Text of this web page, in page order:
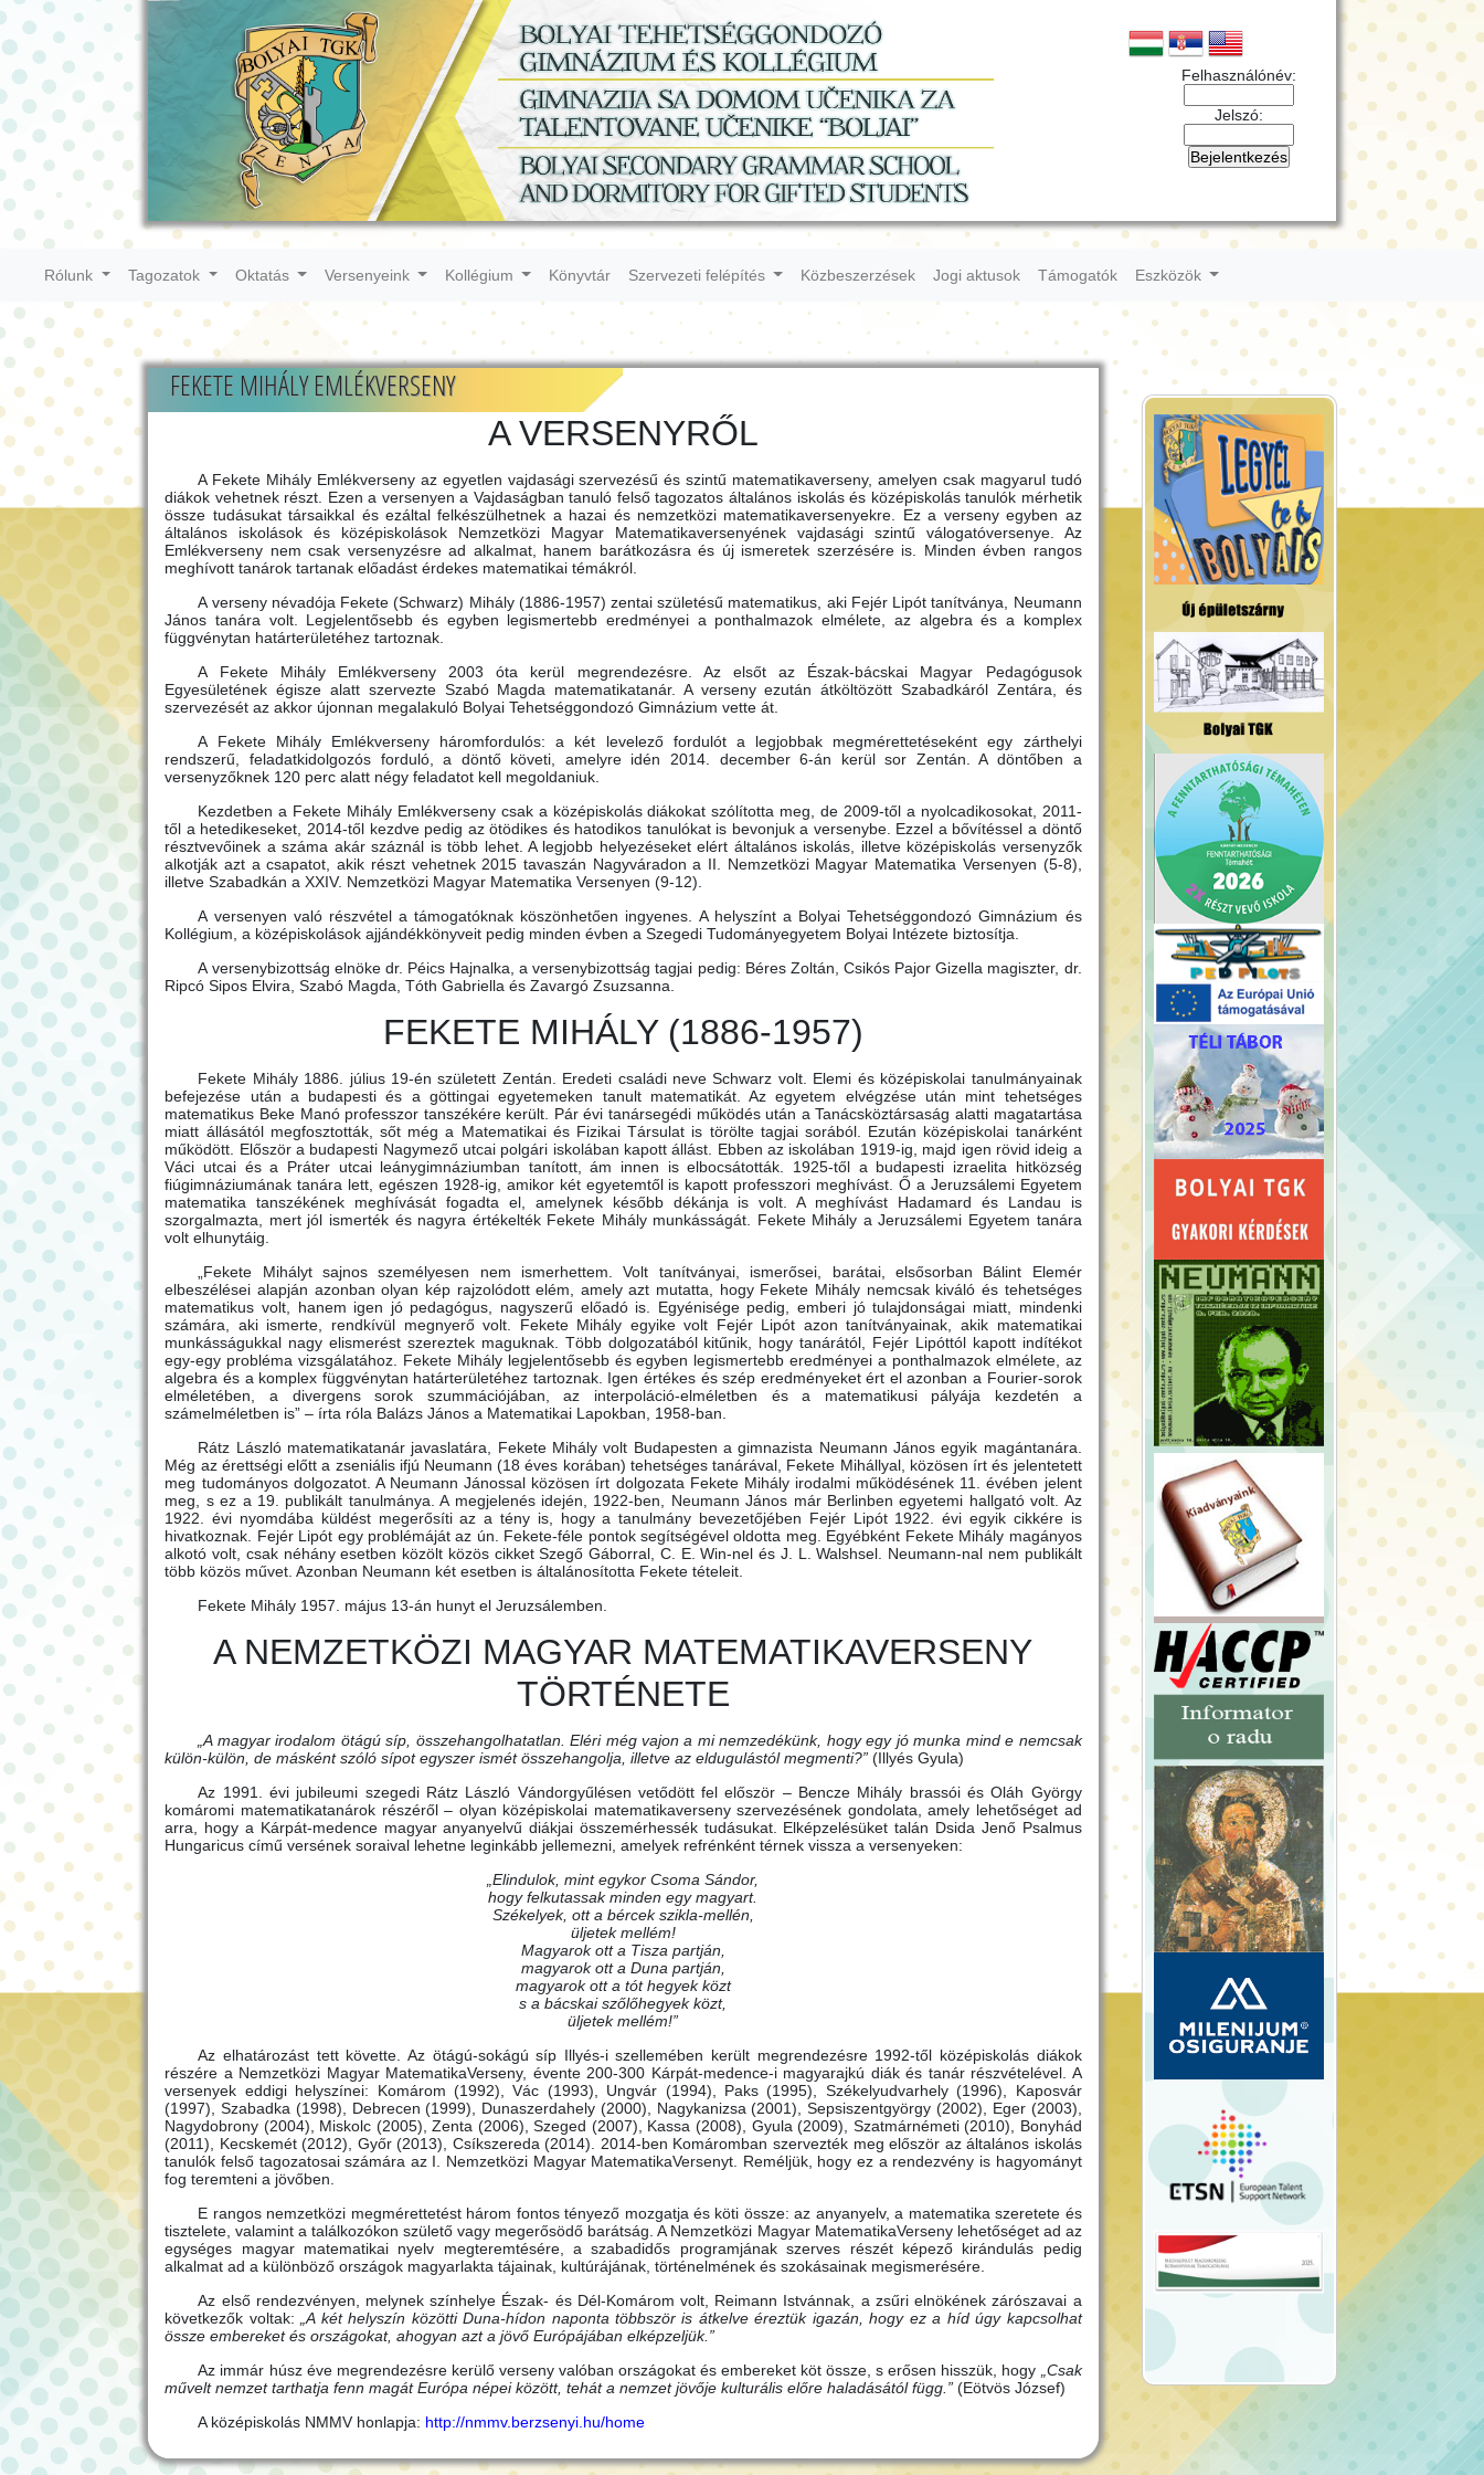
Felhasználónév:
Jelszó:
Rólunk Tagozatok Oktatás Versenyeink Kollégium Könyvtár Szervezeti felépítés Közbeszerzések Jogi aktusok Támogatók Eszközök
FEKETE MIHÁLY EMLÉKVERSENY
A VERSENYRŐL
A Fekete Mihály Emlékverseny az egyetlen vajdasági szervezésű és szintű matematikaverseny, amelyen csak magyarul tudó
diákok vehetnek részt. Ezen a versenyen a Vajdaságban tanuló felső tagozatos általános iskolás és középiskolás tanulók mérhetik
össze tudásukat társaikkal és ezáltal felkészülhetnek a hazai és nemzetközi matematikaversenyekre. Ez a verseny egyben az
általános iskolások és középiskolások Nemzetközi Magyar Matematikaversenyének vajdasági szintű válogatóversenye. Az
Emlékverseny nem csak versenyzésre ad alkalmat, hanem barátkozásra és új ismeretek szerzésére is. Minden évben rangos
meghívott tanárok tartanak előadást érdekes matematikai témákról.
A verseny névadója Fekete (Schwarz) Mihály (1886-1957) zentai születésű matematikus, aki Fejér Lipót tanítványa, Neumann
János tanára volt. Legjelentősebb és egyben legismertebb eredményei a ponthalmazok elmélete, az algebra és a komplex
függvénytan határterületéhez tartoznak.
A Fekete Mihály Emlékverseny 2003 óta kerül megrendezésre. Az elsőt az Észak-bácskai Magyar Pedagógusok
Egyesületének égisze alatt szervezte Szabó Magda matematikatanár. A verseny ezután átköltözött Szabadkáról Zentára, és
szervezését az akkor újonnan megalakuló Bolyai Tehetséggondozó Gimnázium vette át.
A Fekete Mihály Emlékverseny háromfordulós: a két levelező fordulót a legjobbak megmérettetéseként egy zárthelyi
rendszerű, feladatkidolgozós forduló, a döntő követi, amelyre idén 2014. december 6-án kerül sor Zentán. A döntőben a
versenyzőknek 120 perc alatt négy feladatot kell megoldaniuk.
Kezdetben a Fekete Mihály Emlékverseny csak a középiskolás diákokat szólította meg, de 2009-től a nyolcadikosokat, 2011-
től a hetedikeseket, 2014-től kezdve pedig az ötödikes és hatodikos tanulókat is bevonjuk a versenybe. Ezzel a bővítéssel a döntő
résztvevőinek a száma akár száznál is több lehet. A legjobb helyezéseket elért általános iskolás, illetve középiskolás versenyzők
alkotják azt a csapatot, akik részt vehetnek 2015 tavaszán Nagyváradon a II. Nemzetközi Magyar Matematika Versenyen (5-8),
illetve Szabadkán a XXIV. Nemzetközi Magyar Matematika Versenyen (9-12).
A versenyen való részvétel a támogatóknak köszönhetően ingyenes. A helyszínt a Bolyai Tehetséggondozó Gimnázium és
Kollégium, a középiskolások ajjándékkönyveit pedig minden évben a Szegedi Tudományegyetem Bolyai Intézete biztosítja.
A versenybizottság elnöke dr. Péics Hajnalka, a versenybizottság tagjai pedig: Béres Zoltán, Csikós Pajor Gizella magiszter, dr.
Ripcó Sipos Elvira, Szabó Magda, Tóth Gabriella és Zavargó Zsuzsanna.
FEKETE MIHÁLY (1886-1957)
Fekete Mihály 1886. július 19-én született Zentán. Eredeti családi neve Schwarz volt. Elemi és középiskolai tanulmányainak
befejezése után a budapesti és a göttingai egyetemeken tanult matematikát. Az egyetem elvégzése után mint tehetséges
matematikus Beke Manó professzor tanszékére került. Pár évi tanársegédi működés után a Tanácsköztársaság alatti magatartása
miatt állásától megfosztották, sőt még a Matematikai és Fizikai Társulat is törölte tagjai sorából. Ezután középiskolai tanárként
működött. Először a budapesti Nagymező utcai polgári iskolában kapott állást. Ebben az iskolában 1919-ig, majd igen rövid ideig a
Váci utcai és a Práter utcai leánygimnáziumban tanított, ám innen is elbocsátották. 1925-től a budapesti izraelita hitközség
fiúgimnáziumának tanára lett, egészen 1928-ig, amikor két egyetemtől is kapott professzori meghívást. Ő a Jeruzsálemi Egyetem
matematika tanszékének meghívását fogadta el, amelynek később dékánja is volt. A meghívást Hadamard és Landau is
szorgalmazta, mert jól ismerték és nagyra értékelték Fekete Mihály munkásságát. Fekete Mihály a Jeruzsálemi Egyetem tanára
volt elhunytáig.
„Fekete Mihályt sajnos személyesen nem ismerhettem. Volt tanítványai, ismerősei, barátai, elsősorban Bálint Elemér
elbeszélései alapján azonban olyan kép rajzolódott elém, amely azt mutatta, hogy Fekete Mihály nemcsak kiváló és tehetséges
matematikus volt, hanem igen jó pedagógus, nagyszerű előadó is. Egyénisége pedig, emberi jó tulajdonságai miatt, mindenki
számára, aki ismerte, rendkívül megnyerő volt. Fekete Mihály egyike volt Fejér Lipót azon tanítványainak, akik matematikai
munkásságukkal nagy elismerést szereztek maguknak. Több dolgozatából kitűnik, hogy tanárától, Fejér Lipóttól kapott indítékot
egy-egy probléma vizsgálatához. Fekete Mihály legjelentősebb és egyben legismertebb eredményei a ponthalmazok elmélete, az
algebra és a komplex függvénytan határterületéhez tartoznak. Igen értékes és szép eredményeket ért el azonban a Fourier-sorok
elméletében, a divergens sorok szummációjában, az interpoláció-elméletben és a matematikusi pályája kezdetén a
számelméletben is” – írta róla Balázs János a Matematikai Lapokban, 1958-ban.
Rátz László matematikatanár javaslatára, Fekete Mihály volt Budapesten a gimnazista Neumann János egyik magántanára.
Még az érettségi előtt a zseniális ifjú Neumann (18 éves korában) tehetséges tanárával, Fekete Mihállyal, közösen írt és jelentetett
meg tudományos dolgozatot. A Neumann Jánossal közösen írt dolgozata Fekete Mihály irodalmi működésének 11. évében jelent
meg, s ez a 19. publikált tanulmánya. A megjelenés idején, 1922-ben, Neumann János már Berlinben egyetemi hallgató volt. Az
1922. évi nyomdába küldést megerősíti az a tény is, hogy a tanulmány bevezetőjében Fejér Lipót 1922. évi egyik cikkére is
hivatkoznak. Fejér Lipót egy problémáját az ún. Fekete-féle pontok segítségével oldotta meg. Egyébként Fekete Mihály magányos
alkotó volt, csak néhány esetben közölt közös cikket Szegő Gáborral, C. E. Win-nel és J. L. Walshsel. Neumann-nal nem publikált
több közös művet. Azonban Neumann két esetben is általánosította Fekete tételeit.
Fekete Mihály 1957. május 13-án hunyt el Jeruzsálemben.
A NEMZETKÖZI MAGYAR MATEMATIKAVERSENY
TÖRTÉNETE
„A magyar irodalom ötágú síp, összehangolhatatlan. Eléri még vajon a mi nemzedékünk, hogy egy jó munka mind e nemcsak
külön-külön, de másként szóló sípot egyszer ismét összehangolja, illetve az eldugulástól megmenti?” (Illyés Gyula)
Az 1991. évi jubileumi szegedi Rátz László Vándorgyűlésen vetődött fel először – Bencze Mihály brassói és Oláh György
komáromi matematikatanárok részéről – olyan középiskolai matematikaverseny szervezésének gondolata, amely lehetőséget ad
arra, hogy a Kárpát-medence magyar anyanyelvű diákjai összemérhessék tudásukat. Elképzelésüket talán Dsida Jenő Psalmus
Hungaricus című versének soraival lehetne leginkább jellemezni, amelyek refrénként térnek vissza a versenyeken:
„Elindulok, mint egykor Csoma Sándor,
hogy felkutassak minden egy magyart.
Székelyek, ott a bércek szikla-mellén,
üljetek mellém!
Magyarok ott a Tisza partján,
magyarok ott a Duna partján,
magyarok ott a tót hegyek közt
s a bácskai szőlőhegyek közt,
üljetek mellém!”
Az elhatározást tett követte. Az ötágú-sokágú síp Illyés-i szellemében került megrendezésre 1992-től középiskolás diákok
részére a Nemzetközi Magyar MatematikaVerseny, évente 200-300 Kárpát-medence-i magyarajkú diák és tanár részvételével. A
versenyek eddigi helyszínei: Komárom (1992), Vác (1993), Ungvár (1994), Paks (1995), Székelyudvarhely (1996), Kaposvár
(1997), Szabadka (1998), Debrecen (1999), Dunaszerdahely (2000), Nagykanizsa (2001), Sepsiszentgyörgy (2002), Eger (2003),
Nagydobrony (2004), Miskolc (2005), Zenta (2006), Szeged (2007), Kassa (2008), Gyula (2009), Szatmárnémeti (2010), Bonyhád
(2011), Kecskemét (2012), Győr (2013), Csíkszereda (2014). 2014-ben Komáromban szervezték meg először az általános iskolás
tanulók felső tagozatosai számára az I. Nemzetközi Magyar MatematikaVersenyt. Reméljük, hogy ez a rendezvény is hagyományt
fog teremteni a jövőben.
E rangos nemzetközi megmérettetést három fontos tényező mozgatja és köti össze: az anyanyelv, a matematika szeretete és
tisztelete, valamint a találkozókon születő vagy megerősödő barátság. A Nemzetközi Magyar MatematikaVerseny lehetőséget ad az
egységes magyar matematikai nyelv megteremtésére, a szabadidős programjának szerves részét képező kirándulás pedig
alkalmat ad a különböző országok magyarlakta tájainak, kultúrájának, történelmének és szokásainak megismerésére.
Az első rendezvényen, melynek színhelye Észak- és Dél-Komárom volt, Reimann Istvánnak, a zsűri elnökének zárószavai a
következők voltak:
„A két helyszín közötti Duna-hídon naponta többször is átkelve éreztük igazán, hogy ez a híd úgy kapcsolhat
össze embereket és országokat, ahogyan azt a jövő Európájában elképzeljük.”
Az immár húsz éve megrendezésre kerülő verseny valóban országokat és embereket köt össze, s erősen hisszük, hogy
„Csak
művelt nemzet tarthatja fenn magát Európa népei között, tehát a nemzet jövője kulturális előre haladásától függ.” (Eötvös József)
A középiskolás NMMV honlapja: http://nmmv.berzsenyi.hu/home